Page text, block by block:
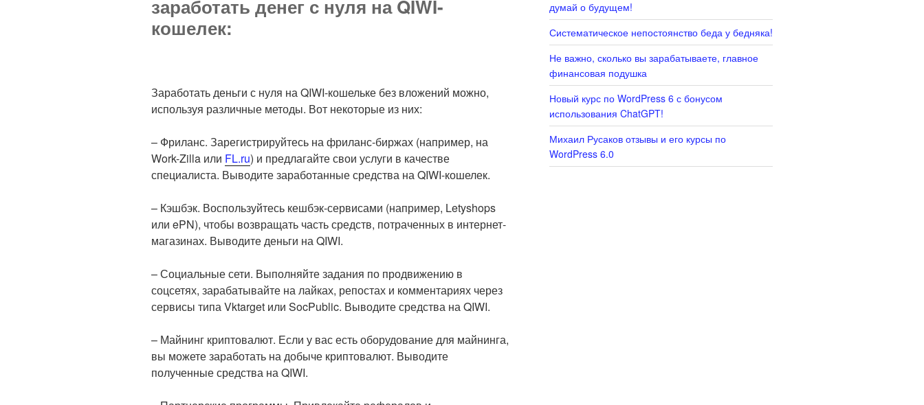
заработать денег с нуля на QIWI-
кошелек:
Заработать деньги с нуля на QIWI-кошельке без вложений можно,
используя различные методы. Вот некоторые из них:
– Фриланс. Зарегистрируйтесь на фриланс-биржах (например, на
Work-Zilla или FL.ru) и предлагайте свои услуги в качестве
специалиста. Выводите заработанные средства на QIWI-кошелек.
– Кэшбэк. Воспользуйтесь кешбэк-сервисами (например, Letyshops
или ePN), чтобы возвращать часть средств, потраченных в интернет-
магазинах. Выводите деньги на QIWI.
– Социальные сети. Выполняйте задания по продвижению в
соцсетях, зарабатывайте на лайках, репостах и комментариях через
сервисы типа Vktarget или SocPublic. Выводите средства на QIWI.
– Майнинг криптовалют. Если у вас есть оборудование для майнинга,
вы можете заработать на добыче криптовалют. Выводите
полученные средства на QIWI.
думай о будущем!
Систематическое непостоянство беда у бедняка!
Не важно, сколько вы зарабатываете, главное
финансовая подушка
Новый курс по WordPress 6 с бонусом
использования ChatGPT!
Михаил Русаков отзывы и его курсы по
WordPress 6.0